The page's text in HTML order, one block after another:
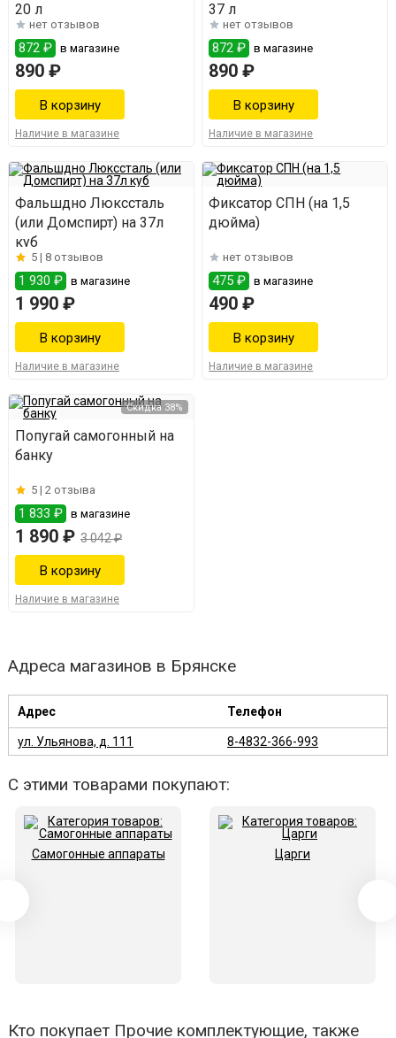
20 л
нет отзывов
872 ₽ в магазине
890 ₽
Наличие в магазине
37 л
нет отзывов
872 ₽ в магазине
890 ₽
Наличие в магазине
Фальшдно Люкссталь
(или Домспирт) на 37л
куб
5 | 8 отзывов
1 930 ₽ в магазине
1 990 ₽
Наличие в магазине
Фиксатор СПН (на 1,5
дюйма)
нет отзывов
475 ₽ в магазине
490 ₽
Наличие в магазине
Скидка 38%
Попугай самогонный на
банку
5 | 2 отзыва
1 833 ₽ в магазине
1 890 ₽ 3 042 ₽
Наличие в магазине
Адреса магазинов в Брянске
Адрес Телефон
ул. Ульянова, д. 111 8-4832-366-993
С этими товарами покупают:
Самогонные аппараты Царги
Кто покупает Прочие комплектующие, также